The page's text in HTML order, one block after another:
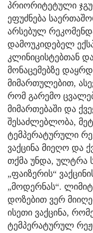
პრიორიტეტული
ეფუძნება
არსებულ
დამოუკიდებელ
კლინიცისტებთან
მონაცემებზე
მიმართულებით,
რომ გარემო
მიმართებაში და
შესაძლებლობა,
ტემპერატურული
ვაქცინა მიეღო და
თქმა უნდა, ულტრა
„ფაიზერის“
„მოდერნას“.
დოზებით ვერ
ისეთი ვაქცინა,
ტემპერატურულ